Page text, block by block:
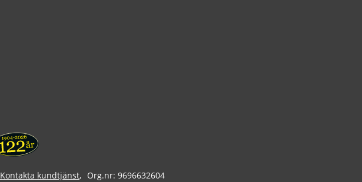
Kontakta kundtjänst Org.nr: 9696632604